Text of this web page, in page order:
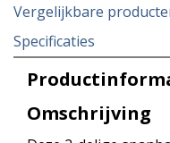
Vergelijkbare
Specificaties
Omschrijving